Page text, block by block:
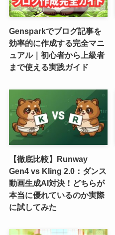
Gensparkでブログ記事を
効率的に作成する完全マニ
ュアル｜初心者から上級者
まで使える実践ガイド
【徹底比較】Runway
Gen4 vs Kling 2.0：ダンス
動画生成AI対決！どちらが
本当に優れているのか実際
に試してみた